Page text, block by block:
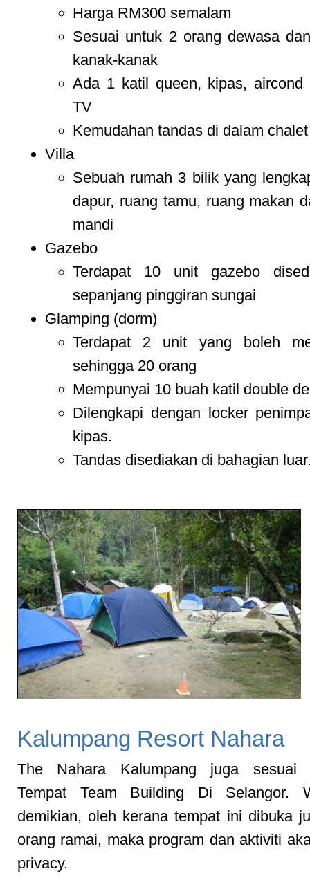
Harga RM300 semalam
Sesuai untuk 2 orang dewasa
kanak-kanak
Ada 1 katil queen, kipas, aircond
TV
Kemudahan tandas di dalam chalet
Villa
Sebuah rumah 3 bilik yang
dapur, ruang tamu, ruang makan
mandi
Gazebo
Terdapat 10 unit gazebo
sepanjang pinggiran sungai
Glamping (dorm)
Terdapat 2 unit yang boleh
sehingga 20 orang
Mempunyai 10 buah katil double
Dilengkapi dengan locker
kipas.
Tandas disediakan di bahagian
Kalumpang Resort Nahara
The Nahara Kalumpang juga sesuai
Tempat Team Building Di Selangor.
demikian, oleh kerana tempat ini dibuka
orang ramai, maka program dan aktiviti
privacy.